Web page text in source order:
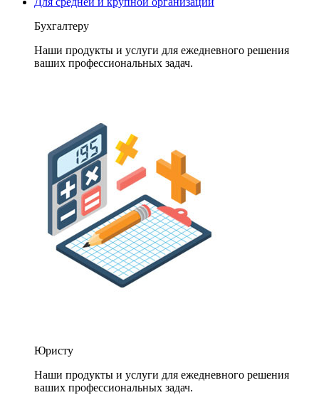
Бухгалтеру
Наши продукты и услуги для ежедневного решения
ваших профессиональных задач.
Юристу
Наши продукты и услуги для ежедневного решения
ваших профессиональных задач.